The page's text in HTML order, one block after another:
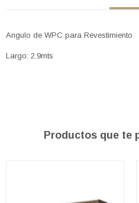
Angulo de WPC para Revestimiento
Largo: 2.9mts
Productos que te